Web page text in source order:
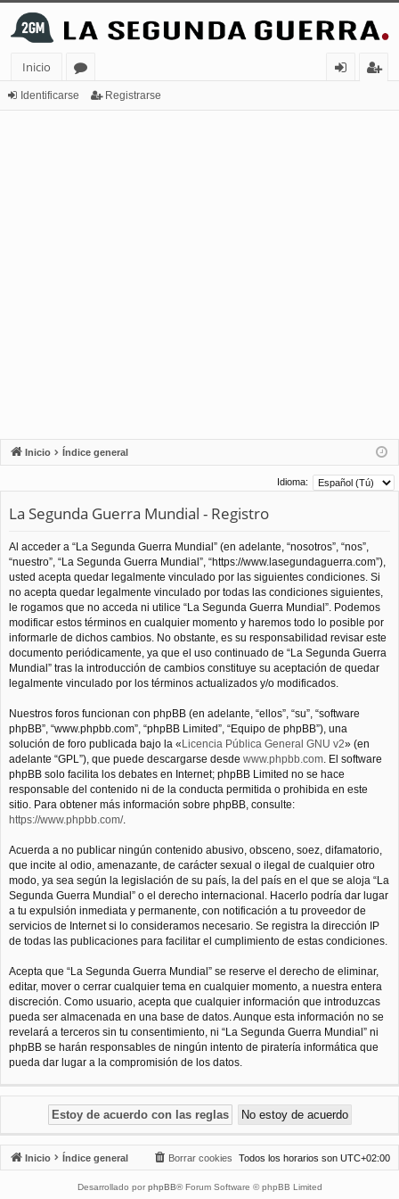
Inicio
or
Identificarse Registrarse
Inicio Índice general
Idioma:
La Segunda Guerra Mundial - Registro
Al acceder a “La Segunda Guerra Mundial” (en adelante, “nosotros”, “nos”,
“nuestro”, “La Segunda Guerra Mundial”, “https://www.lasegundaguerra.com”),
usted acepta quedar legalmente vinculado por las siguientes condiciones. Si
no acepta quedar legalmente vinculado por todas las condiciones siguientes,
le rogamos que no acceda ni utilice “La Segunda Guerra Mundial”. Podemos
modificar estos términos en cualquier momento y haremos todo lo posible por
informarle de dichos cambios. No obstante, es su responsabilidad revisar este
documento periódicamente, ya que el uso continuado de “La Segunda Guerra
Mundial” tras la introducción de cambios constituye su aceptación de quedar
legalmente vinculado por los términos actualizados y/o modificados.
Nuestros foros funcionan con phpBB (en adelante, “ellos”, “su”, “software
phpBB”, “www.phpbb.com”, “phpBB Limited”, “Equipo de phpBB”), una
solución de foro publicada bajo la «Licencia Pública General GNU v2» (en
adelante “GPL”), que puede descargarse desde www.phpbb.com. El software
phpBB solo facilita los debates en Internet; phpBB Limited no se hace
responsable del contenido ni de la conducta permitida o prohibida en este
sitio. Para obtener más información sobre phpBB, consulte:
https://www.phpbb.com/.
Acuerda a no publicar ningún contenido abusivo, obsceno, soez, difamatorio,
que incite al odio, amenazante, de carácter sexual o ilegal de cualquier otro
modo, ya sea según la legislación de su país, la del país en el que se aloja “La
Segunda Guerra Mundial” o el derecho internacional. Hacerlo podría dar lugar
a tu expulsión inmediata y permanente, con notificación a tu proveedor de
servicios de Internet si lo consideramos necesario. Se registra la dirección IP
de todas las publicaciones para facilitar el cumplimiento de estas condiciones.
Acepta que “La Segunda Guerra Mundial” se reserve el derecho de eliminar,
editar, mover o cerrar cualquier tema en cualquier momento, a nuestra entera
discreción. Como usuario, acepta que cualquier información que introduzcas
pueda ser almacenada en una base de datos. Aunque esta información no se
revelará a terceros sin tu consentimiento, ni “La Segunda Guerra Mundial” ni
phpBB se harán responsables de ningún intento de piratería informática que
pueda dar lugar a la compromisión de los datos.
Inicio Índice general Todos los horarios son UTC+02:00
Borrar cookies
Desarrollado por phpBB® Forum Software © phpBB Limited